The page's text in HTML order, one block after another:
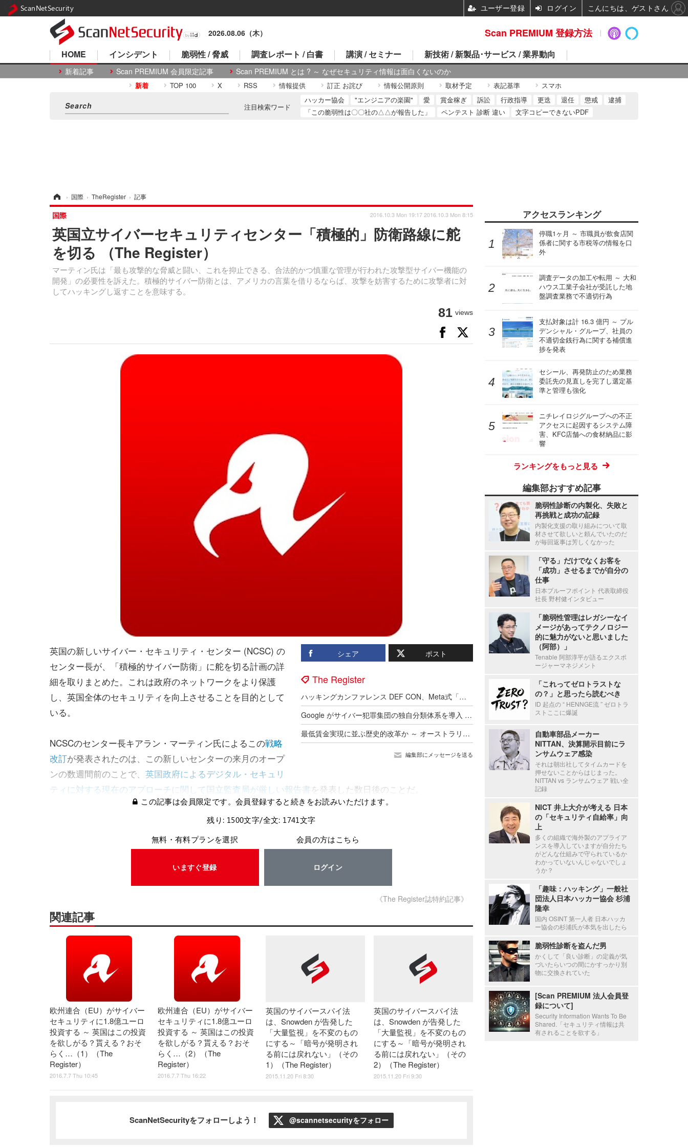
2026.08.06（木）
HOME
新着記事 Scan PREMIUM 会員限定記事 Scan PREMIUM とは ? ～ なぜセキュリティ情報は面白くないのか
インシデント 脆弱性 / 脅威 調査レポート / 白書 講演 / セミナー 新技術 / 新製品･サービス / 業界動向
新着 TOP 100 X RSS 情報提供 訂正 お詫び 情報公開原則 取材予定 表記基準 スマホ
注目検索ワード
ハッカー協会 "エンジニアの楽園" 愛 賞金稼ぎ 訴訟 行政指導 更迭 退任 懲戒
逮捕
「この脆弱性は〇〇社の△△が報告した」
ペンテスト 診断 違い 文字コピーできないPDF
› 国際 › TheRegister › 記事
英国立サイバーセキュリティセンター「積極的」防衛路線に舵
を切る （The Register）
マーティン氏は「最も攻撃的な脅威と闘い、これを抑止できる、合法的かつ慎重な管理が行われた攻撃型サイバー機能の
開発」の必要性を訴えた。積極的サイバー防衛とは、アメリカの言葉を借りるならば、攻撃を妨害するために攻撃者に対
してハッキングし返すことを意味する。
国際 2016.10.3 Mon 19:17 2016.10.3 Mon 8:15
81 views
シェア ポスト
The Register
ハッキングカンファレンス DEF CON、Meta式「変態メガネ」全面禁止（度付きもNG）広がるスマートグラス締め出し
Google がサイバー犯罪集団の独自分類体系を導入 ～ Microsoft と CrowdStrike が推進した業界統一規則はいずこへ
最低賃金実現に並ぶ歴史的改革か ～ オーストラリア首相が AI 企業に消費する以上の発電とコンテンツ盗用停止を突きつける
編集部にメッセージを送る
英国の新しいサイバー・セキュリティ・センター (NCSC) の
センター長が、「積極的サイバー防衛」に舵を切る計画の詳
細を取りまとめた。これは政府のネットワークをより保護
し、英国全体のセキュリティを向上させることを目的として
いる。
NCSCのセンター長キアラン・マーティン氏によるこの戦略
改訂が発表されたのは、この新しいセンターの来月のオープ
ンの数週間前のことで、 英国政府によるデジタル・セキュリ
ティに対する現在のアプローチに関して国立監査局が厳しい報告書を発表した数日後のことだ。
この記事は会員限定です。会員登録すると続きをお読みいただけます。
残り: 1500文字/全文: 1741文字
無料・有料プランを選択
いますぐ登録
会員の方はこちら
ログイン
《The Register誌特約記事》
関連記事
欧州連合（EU）がサイバー
セキュリティに1.8億ユーロ
投資する ～ 英国はこの投資
を欲しがる？貰える？おそ
らく…（1）（The
Register）
2016.7.7 Thu 10:45
欧州連合（EU）がサイバー
セキュリティに1.8億ユーロ
投資する ～ 英国はこの投資
を欲しがる？貰える？おそ
らく…（2）（The
Register）
2016.7.7 Thu 16:22
英国のサイバースパイ法
は、Snowden が告発した
「大量監視」を不変のもの
にする～「暗号が発明され
る前には戻れない」（その
1）（The Register）
2015.11.20 Fri 8:30
英国のサイバースパイ法
は、Snowden が告発した
「大量監視」を不変のもの
にする～「暗号が発明され
る前には戻れない」（その
2）（The Register）
2015.11.20 Fri 9:30
ScanNetSecurityをフォローしよう！ @scannetsecurityをフォロー
アクセスランキング
停職1ヶ月 ～ 市職員が飲食店関
係者に関する市税等の情報を口
外
調査データの加工や転用 ～ 大和
ハウス工業子会社が受託した地
盤調査業務で不適切行為
支払対象は計 16.3 億円 ～ プル
デンシャル・グループ、社員の
不適切金銭行為に関する補償進
捗を発表
セシール、再発防止のため業務
委託先の見直しを完了し選定基
準と管理も強化
ニチレイロジグループへの不正
アクセスに起因するシステム障
害、KFC店舗への食材納品に影
響
ランキングをもっと見る
編集部おすすめ記事
脆弱性診断の内製化、失敗と
再挑戦と成功の記録
内製化支援の取り組みについて取
材させて欲しいと頼んでいたのだ
が毎回返事は芳しくなかった
「守る」だけでなくお客を
「成功」させるまでが自分の
仕事
日本プルーフポイント 代表取締役
社長 野村健インタビュー
「脆弱性管理はレガシーなイ
メージがあってテクノロジー
的に魅力がないと思いました
（阿部）」
Tenable 阿部淳平が語るエクスポ
ージャーマネジメント
「これってゼロトラストな
の？」と思ったら読むべき
ID 起点の “ HENNGE流 ” ゼロトラ
ストここに爆誕
自動車部品メーカー
NITTAN、決算開示目前にラ
ンサムウェア感染
それは朝出社してタイムカードを
押せないことからはじまった。
NITTAN vs ランサムウェア 戦い全
記録
NICT 井上大介が考える 日本
の「セキュリティ自給率」向
上
多くの組織で海外製のアプライア
ンスを導入していますが自分たち
がどんな仕組みで守られているか
わかっていないんじゃないでしょ
うか？
「趣味：ハッキング」一般社
団法人日本ハッカー協会 杉浦
隆幸
国内 OSINT 第一人者 日本ハッカ
ー協会の杉浦氏が本気を出したら
脆弱性診断を盗んだ男
かくして「良い診断」の定義が気
づいたらいつの間にかすっかり別
物に交換されていた
[Scan PREMIUM 法人会員登
録について]
Security Information Wants To Be
Shared.「セキュリティ情報は共
有されることを欲する」
Scan PREMIUM 登録方法
ScanNetSecurity ユーザー登録 ログイン こんにちは、ゲストさん